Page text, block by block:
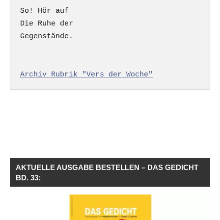
So! Hör auf
Die Ruhe der
Gegenstände.
Archiv Rubrik "Vers der Woche"
AKTUELLE AUSGABE BESTELLEN – DAS GEDICHT
BD. 33: